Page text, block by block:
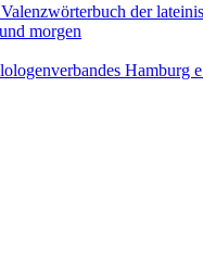
der
morgen
Hamburg